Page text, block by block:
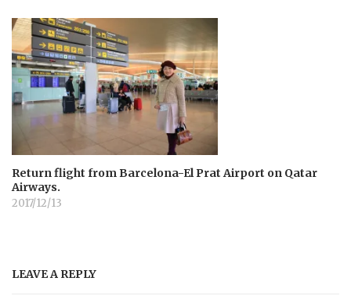
Return flight from Barcelona-El Prat Airport on Qatar
Airways.
2017/12/13
LEAVE A REPLY